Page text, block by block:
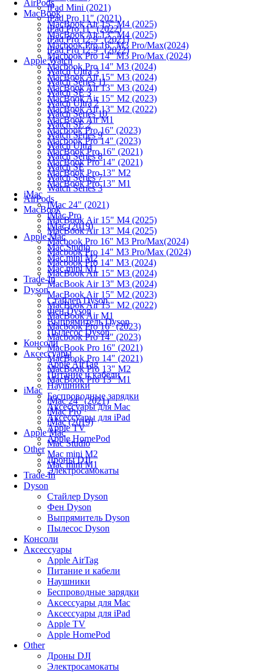
AirPods
MacBook
MacBook Air 15" M4 (2025)
MacBook Air 13" M4 (2025)
Macbook Pro 16" M3 Pro/Max(2024)
Macbook Pro 14" M3 Pro/Max (2024)
Macbook Pro 14" M3 (2024)
MacBook Air 15" M3 (2024)
MacBook Air 13" M3 (2024)
MacBook Air 15" M2 (2023)
MacBook Air 13" M2 (2022)
MacBook Air M1
Macbook Pro 16" (2023)
Macbook Pro 14" (2023)
MacBook Pro 16" (2021)
MacBook Pro 14" (2021)
MacBook Pro 13" M2
MacBook Pro 13" M1
iMac
iMac 24" (2021)
iMac Pro
iMac (2019)
Apple Mac
Mac Studio
Mac mini M2
Mac mini M1
Trade-In
Dyson
Стайлер Dyson
Фен Dyson
Выпрямитель Dyson
Пылесос Dyson
Консоли
Аксессуары
Apple AirTag
Питание и кабели
Наушники
Беспроводные зарядки
Аксессуары для Mac
Аксессуары для iPad
Apple TV
Apple HomePod
Other
Дроны DJI
Электросамокаты
iPad Mini (2021)
iPad Pro 11" (2021)
iPad Pro 11" (2022)
iPad Pro 12.9" (2021)
iPad Pro 12.9" (2022)
Apple Watch
Watch Ultra 3
Watch Series 11
Watch SE 3
Watch Ultra 2
Watch Series 10
Watch SE 2
Watch Series 9
Watch Ultra
Watch Series 8
Watch SE
Watch Series 7
Watch Series 3
AirPods
MacBook
MacBook Air 15" M4 (2025)
MacBook Air 13" M4 (2025)
Macbook Pro 16" M3 Pro/Max(2024)
Macbook Pro 14" M3 Pro/Max (2024)
Macbook Pro 14" M3 (2024)
MacBook Air 15" M3 (2024)
MacBook Air 13" M3 (2024)
MacBook Air 15" M2 (2023)
MacBook Air 13" M2 (2022)
MacBook Air M1
Macbook Pro 16" (2023)
Macbook Pro 14" (2023)
MacBook Pro 16" (2021)
MacBook Pro 14" (2021)
MacBook Pro 13" M2
MacBook Pro 13" M1
iMac
iMac 24" (2021)
iMac Pro
iMac (2019)
Apple Mac
Mac Studio
Mac mini M2
Mac mini M1
Trade-In
Dyson
Стайлер Dyson
Фен Dyson
Выпрямитель Dyson
Пылесос Dyson
Консоли
Аксессуары
Apple AirTag
Питание и кабели
Наушники
Беспроводные зарядки
Аксессуары для Mac
Аксессуары для iPad
Apple TV
Apple HomePod
Other
Дроны DJI
Электросамокаты